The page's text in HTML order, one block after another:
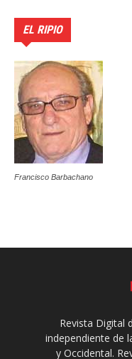
EL RIPIO
Francisco Barbachano
Revista Digital
independiente de
y Occidental.